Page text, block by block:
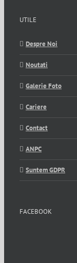
UTILE
Despre Noi
Noutati
Galerie Foto
Cariere
Contact
ANPC
Suntem GDPR
FACEBOOK